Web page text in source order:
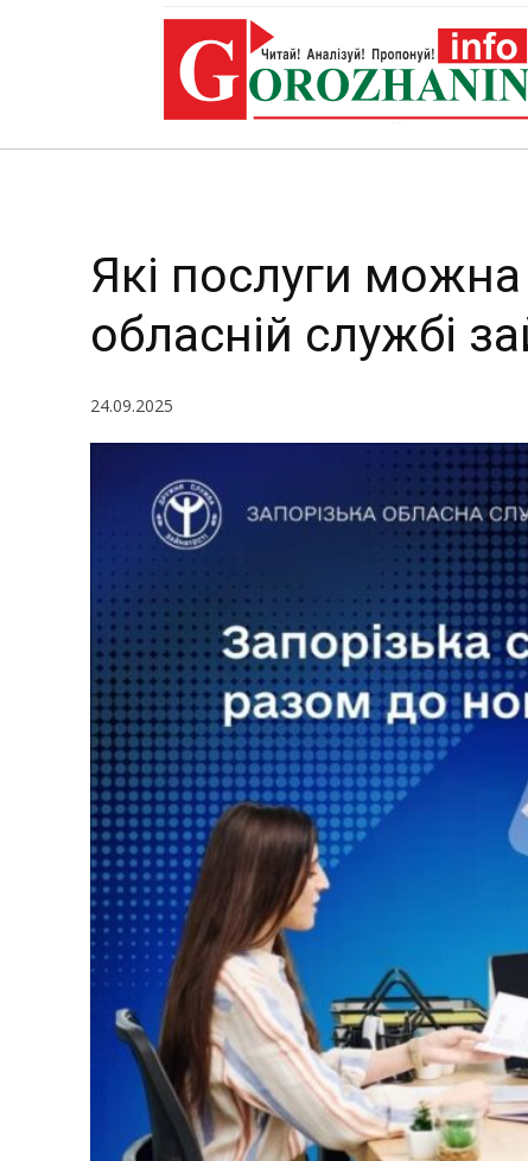
Які послуги
обласній службі
24.09.2025